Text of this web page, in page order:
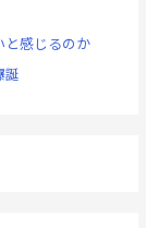
と感じるのか
誕